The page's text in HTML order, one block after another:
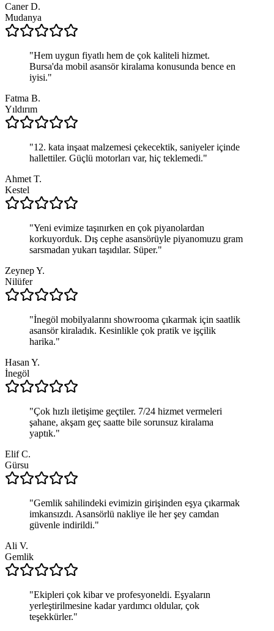
Caner D.
Mudanya
"Hem uygun fiyatlı hem de çok kaliteli hizmet.
Bursa'da mobil asansör kiralama konusunda bence en
iyisi."
Fatma B.
Yıldırım
"12. kata inşaat malzemesi çekecektik, saniyeler içinde
hallettiler. Güçlü motorları var, hiç teklemedi."
Ahmet T.
Kestel
"Yeni evimize taşınırken en çok piyanolardan
korkuyorduk. Dış cephe asansörüyle piyanomuzu gram
sarsmadan yukarı taşıdılar. Süper."
Zeynep Y.
Nilüfer
"İnegöl mobilyalarını showrooma çıkarmak için saatlik
asansör kiraladık. Kesinlikle çok pratik ve işçilik
harika."
Hasan Y.
İnegöl
"Çok hızlı iletişime geçtiler. 7/24 hizmet vermeleri
şahane, akşam geç saatte bile sorunsuz kiralama
yaptık."
Elif C.
Gürsu
"Gemlik sahilindeki evimizin girişinden eşya çıkarmak
imkansızdı. Asansörlü nakliye ile her şey camdan
güvenle indirildi."
Ali V.
Gemlik
"Ekipleri çok kibar ve profesyoneldi. Eşyaların
yerleştirilmesine kadar yardımcı oldular, çok
teşekkürler."